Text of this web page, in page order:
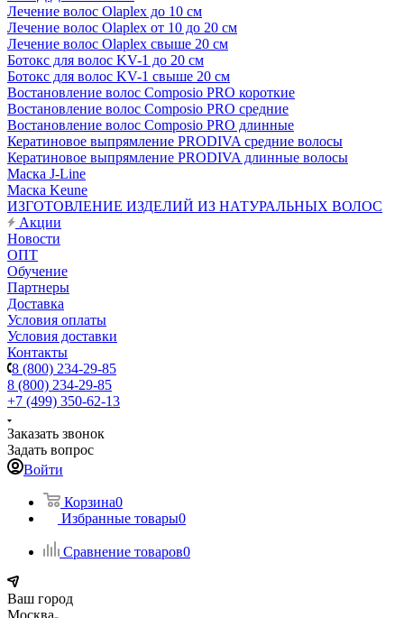
Лечение волос Olapleх до 10 см
Лечение волос Olapleх от 10 до 20 см
Лечение волос Olapleх свыше 20 см
Ботокс для волос KV-1 до 20 см
Ботокс для волос KV-1 свыше 20 см
Востановление волос Composio PRO короткие
Востановление волос Composio PRO средние
Востановление волос Composio PRO длинные
Кератиновое выпрямление PRODIVA средние волосы
Кератиновое выпрямление PRODIVA длинные волосы
Маска J-Line
Маска Keune
ИЗГОТОВЛЕНИЕ ИЗДЕЛИЙ ИЗ НАТУРАЛЬНЫХ ВОЛОС
Акции
Новости
ОПТ
Обучение
Партнеры
Доставка
Условия оплаты
Условия доставки
Контакты
8 (800) 234-29-85
8 (800) 234-29-85
+7 (499) 350-62-13
Заказать звонок
Задать вопрос
Войти
Корзина0
Избранные товары0
Сравнение товаров0
Ваш город
Москва